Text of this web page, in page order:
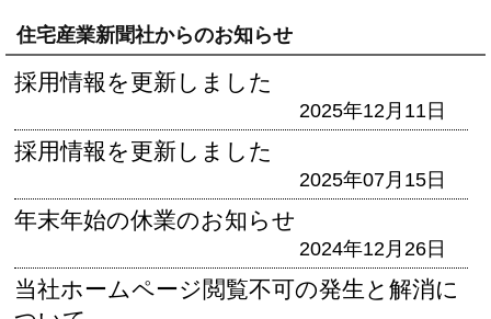
住宅産業新聞社からのお知らせ
採用情報を更新しました
2025年12月11日
採用情報を更新しました
2025年07月15日
年末年始の休業のお知らせ
2024年12月26日
当社ホームページ閲覧不可の発生と解消に